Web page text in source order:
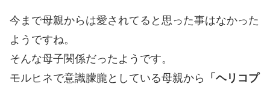
今まで母親からは愛されてると思った事はなかった
ようですね。
そんな母子関係だったようです。
モルヒネで意識朦朧としている母親から
「ヘリコプ